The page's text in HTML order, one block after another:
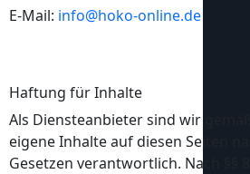
E-Mail: info@hoko-online.de
Haftung für Inhalte
Als Diensteanbieter sind wir gemäß
eigene Inhalte auf diesen Seiten
Gesetzen verantwortlich. Nach §§